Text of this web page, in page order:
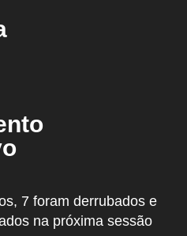
7 foram derrubados e
na próxima sessão